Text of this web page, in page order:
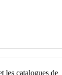
les catalogues de